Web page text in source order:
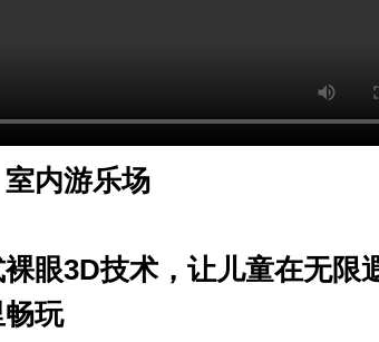
内游乐场
眼3D技术，让儿童在无限
玩